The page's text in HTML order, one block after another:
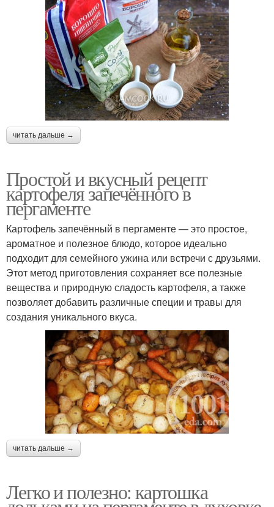
читать дальше →
Простой и вкусный рецепт
картофеля запечённого в
пергаменте
Картофель запечённый в пергаменте — это простое,
ароматное и полезное блюдо, которое идеально
подходит для семейного ужина или встречи с друзьями.
Этот метод приготовления сохраняет все полезные
вещества и природную сладость картофеля, а также
позволяет добавить различные специи и травы для
создания уникального вкуса.
читать дальше →
Легко и полезно: картошка